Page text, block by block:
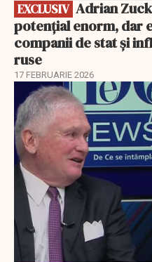
EXCLUSIV
potențial enorm, dar
companii de stat și
ruse
17 FEBRUARIE 2026
EXCLUSIV